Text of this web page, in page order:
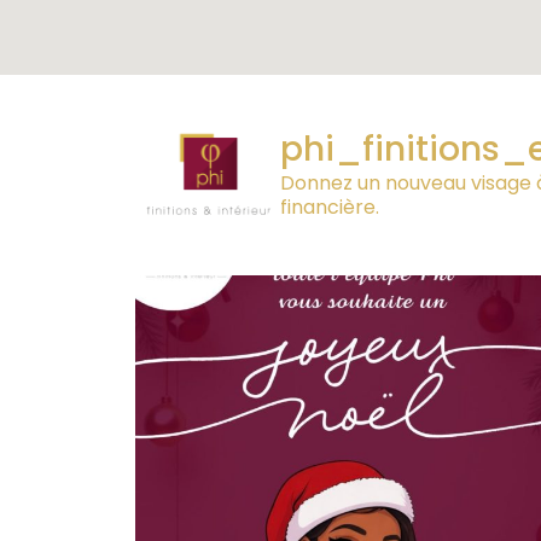
Donnez un nouveau
financière.